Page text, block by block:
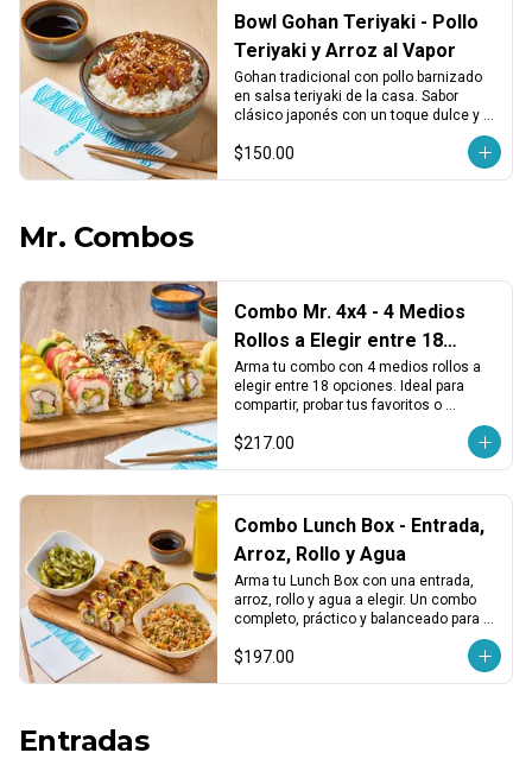
Bowl Gohan Teriyaki - Pollo
Teriyaki y Arroz al Vapor
Gohan tradicional con pollo barnizado
en salsa teriyaki de la casa. Sabor
clásico japonés con un toque dulce y
$150.00
Mr. Combos
Combo Mr. 4x4 - 4 Medios
Rollos a Elegir entre 18
Opciones
Arma tu combo con 4 medios rollos a
elegir entre 18 opciones. Ideal para
compartir, probar tus favoritos o
$217.00
Combo Lunch Box - Entrada,
Arroz, Rollo y Agua
Arma tu Lunch Box con una entrada,
arroz, rollo y agua a elegir. Un combo
completo, práctico y balanceado para
disfrutar en cualquier momento del día.
$197.00
Entradas